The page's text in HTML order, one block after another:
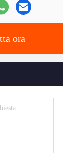
ora